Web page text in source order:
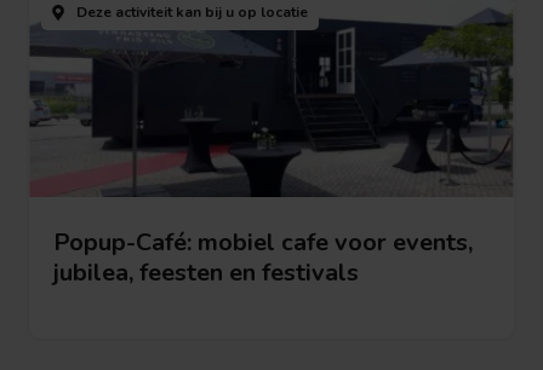
activiteitDeze activiteit kan bij u op locatie
Bekijk deze activiteit
Popup-Café: mobiel cafe voor events,
jubilea, feesten en festivals